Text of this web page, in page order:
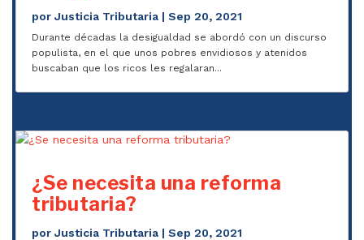
porJusticia Tributaria |Sep 20, 2021
Durante décadas la desigualdad se abordó con un discurso
populista, en el que unos pobres envidiosos y atenidos
buscaban que los ricos les regalaran...
¿Se necesita una reforma
tributaria?
porJusticia Tributaria |Sep 20, 2021